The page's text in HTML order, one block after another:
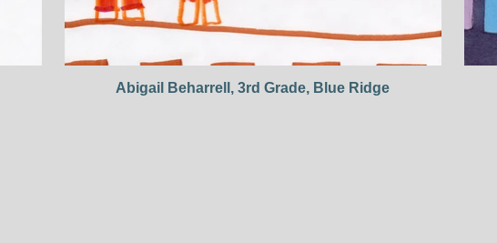
Abigail Beharrell, 3rd Grade, Blue Ridge